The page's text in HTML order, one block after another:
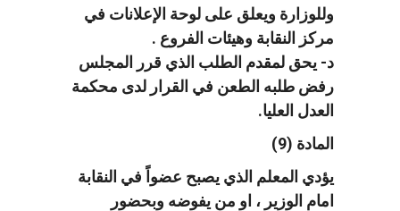
وللوزارة ويعلق على لوحة الإعلانات في
مركز النقابة وهيئات الفروع .
د- يحق لمقدم الطلب الذي قرر المجلس
رفض طلبه الطعن في القرار لدى محكمة
العدل العليا.
المادة (9)
يؤدي المعلم الذي يصبح عضواً في النقابة
امام الوزير ، او من يفوضه وبحضور